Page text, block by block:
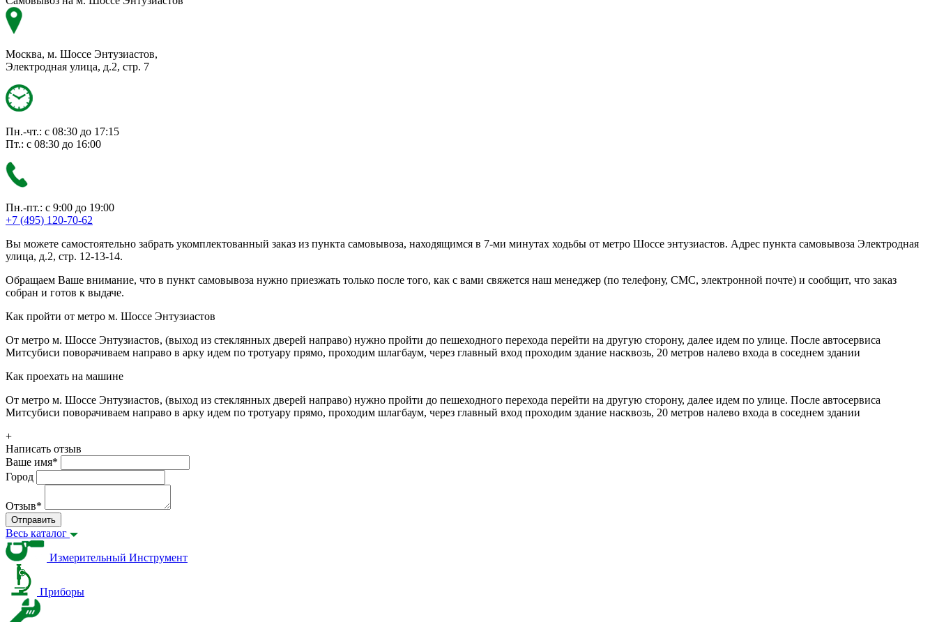
Москва, м. Шоссе Энтузиастов,
Электродная улица, д.2, стр. 7
Пн.-чт.: с 08:30 до 17:15
Пт.: с 08:30 до 16:00
Пн.-пт.: с 9:00 до 19:00
+7 (495) 120-70-62
Вы можете самостоятельно забрать укомплектованный заказ из пункта самовывоза, находящимся в 7-ми минутах ходьбы от метро Шоссе энтузиастов. Адрес пункта самовывоза Электродная
улица, д.2, стр. 12-13-14.
Обращаем Ваше внимание, что в пункт самовывоза нужно приезжать только после того, как с вами свяжется наш менеджер (по телефону, СМС, электронной почте) и сообщит, что заказ
собран и готов к выдаче.
Как пройти от метро м. Шоссе Энтузиастов
От метро м. Шоссе Энтузиастов, (выход из стеклянных дверей направо) нужно пройти до пешеходного перехода перейти на другую сторону, далее идем по улице. После автосервиса
Митсубиси поворачиваем направо в арку идем по тротуару прямо, проходим шлагбаум, через главный вход проходим здание насквозь, 20 метров налево входа в соседнем здании
Как проехать на машине
От метро м. Шоссе Энтузиастов, (выход из стеклянных дверей направо) нужно пройти до пешеходного перехода перейти на другую сторону, далее идем по улице. После автосервиса
Митсубиси поворачиваем направо в арку идем по тротуару прямо, проходим шлагбаум, через главный вход проходим здание насквозь, 20 метров налево входа в соседнем здании
+
Написать отзыв
Ваше имя*
Город
Отзыв*
Отправить
Весь каталог
Измерительный Инструмент
Приборы